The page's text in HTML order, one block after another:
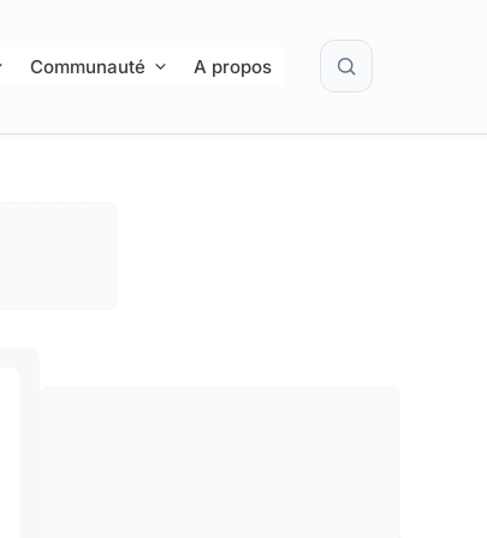
Communauté A propos Rechercher